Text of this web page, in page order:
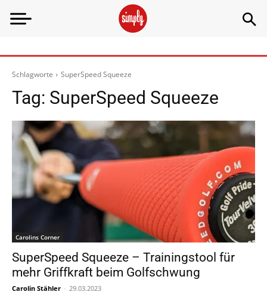
Schlagworte SuperSpeed Squeeze
Tag: SuperSpeed Squeeze
Carolins Corner
SuperSpeed Squeeze – Trainingstool für
mehr Griffkraft beim Golfschwung
Carolin Stähler - 29.03.2023